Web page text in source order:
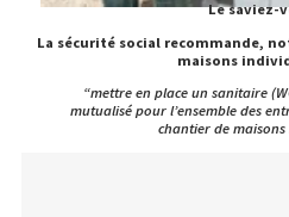
MATÉRIELS
Le saviez-
La sécurité social recommande,
maisons
“mettre en place un sanitaire
mutualisé pour l’ensemble des
chantier de